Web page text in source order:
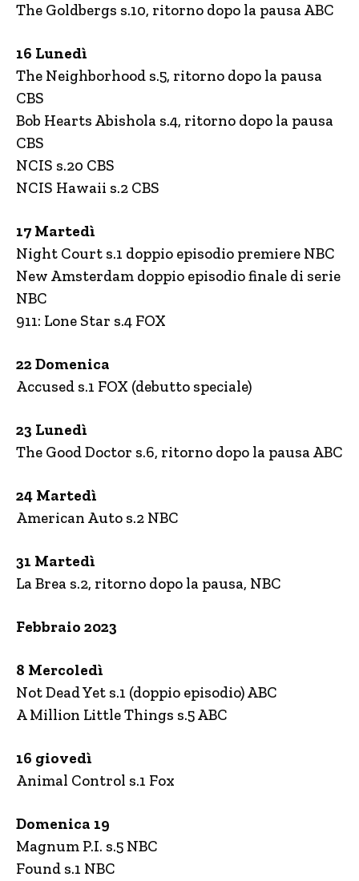
The Goldbergs s.10, ritorno dopo la pausa ABC
16 Lunedì
The Neighborhood s.5, ritorno dopo la pausa
CBS
Bob Hearts Abishola s.4, ritorno dopo la pausa
CBS
NCIS s.20 CBS
NCIS Hawaii s.2 CBS
17 Martedì
Night Court s.1 doppio episodio premiere NBC
New Amsterdam doppio episodio finale di serie
NBC
911: Lone Star s.4 FOX
22 Domenica
Accused s.1 FOX (debutto speciale)
23 Lunedì
The Good Doctor s.6, ritorno dopo la pausa ABC
24 Martedì
American Auto s.2 NBC
31 Martedì
La Brea s.2, ritorno dopo la pausa, NBC
Febbraio 2023
8 Mercoledì
Not Dead Yet s.1 (doppio episodio) ABC
A Million Little Things s.5 ABC
16 giovedì
Animal Control s.1 Fox
Domenica 19
Magnum P.I. s.5 NBC
Found s.1 NBC